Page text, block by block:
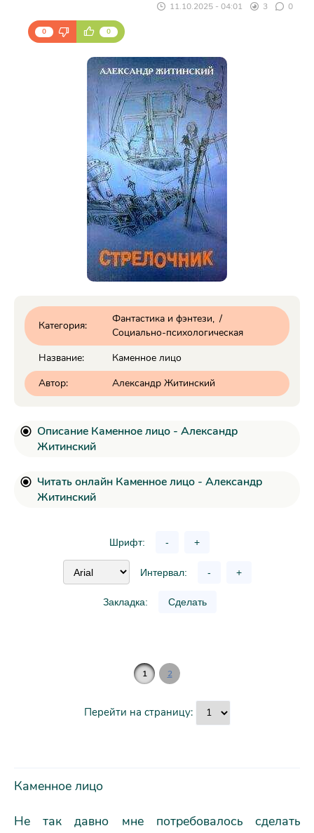
11.10.2025 - 04:01 3 0
0 0
Категория:
Фантастика и фэнтези /
Социально-психологическая
Название:
Каменное лицо
Автор:
Александр Житинский
Описание Каменное лицо - Александр
Житинский
Читать онлайн Каменное лицо - Александр
Житинский
Шрифт: - +
Интервал: - +
Закладка: Сделать
1 2
Перейти на страницу:
Каменное лицо
Не так давно мне потребовалось сделать